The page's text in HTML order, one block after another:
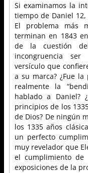
Si examinamos la
tiempo de Daniel
El problema más
terminan en 1843
de la cuestión
incongruencia
versículo que
a su marca? ¿Fue
realmente la
hablado a Daniel?
principios de los
de Dios? De ningún
los 1335 años
un perfecto
muy revelador que
el cumplimiento de
exposiciones de la